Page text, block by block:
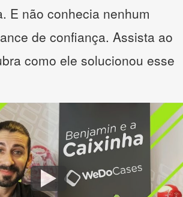
E não conhecia nenhum
de confiança. Assista ao
como ele solucionou esse